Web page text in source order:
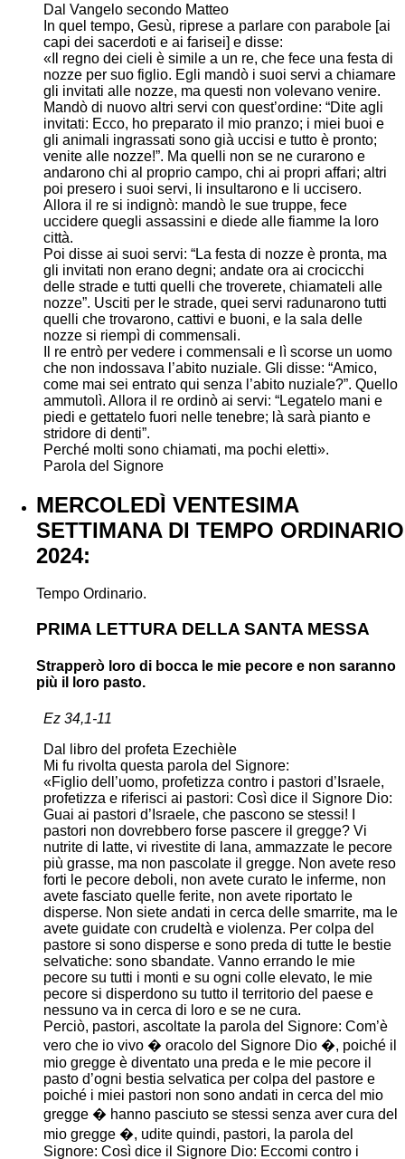
Dal Vangelo secondo Matteo
In quel tempo, Gesù, riprese a parlare con parabole [ai
capi dei sacerdoti e ai farisei] e disse:
«Il regno dei cieli è simile a un re, che fece una festa di
nozze per suo figlio. Egli mandò i suoi servi a chiamare
gli invitati alle nozze, ma questi non volevano venire.
Mandò di nuovo altri servi con quest’ordine: “Dite agli
invitati: Ecco, ho preparato il mio pranzo; i miei buoi e
gli animali ingrassati sono già uccisi e tutto è pronto;
venite alle nozze!”. Ma quelli non se ne curarono e
andarono chi al proprio campo, chi ai propri affari; altri
poi presero i suoi servi, li insultarono e li uccisero.
Allora il re si indignò: mandò le sue truppe, fece
uccidere quegli assassini e diede alle fiamme la loro
città.
Poi disse ai suoi servi: “La festa di nozze è pronta, ma
gli invitati non erano degni; andate ora ai crocicchi
delle strade e tutti quelli che troverete, chiamateli alle
nozze”. Usciti per le strade, quei servi radunarono tutti
quelli che trovarono, cattivi e buoni, e la sala delle
nozze si riempì di commensali.
Il re entrò per vedere i commensali e lì scorse un uomo
che non indossava l’abito nuziale. Gli disse: “Amico,
come mai sei entrato qui senza l’abito nuziale?”. Quello
ammutolì. Allora il re ordinò ai servi: “Legatelo mani e
piedi e gettatelo fuori nelle tenebre; là sarà pianto e
stridore di denti”.
Perché molti sono chiamati, ma pochi eletti».
Parola del Signore
MERCOLEDÌ VENTESIMA
SETTIMANA DI TEMPO ORDINARIO
2024:
Tempo Ordinario.
PRIMA LETTURA DELLA SANTA MESSA
Strapperò loro di bocca le mie pecore e non saranno
più il loro pasto.
Ez 34,1-11
Dal libro del profeta Ezechièle
Mi fu rivolta questa parola del Signore:
«Figlio dell’uomo, profetizza contro i pastori d’Israele,
profetizza e riferisci ai pastori: Così dice il Signore Dio:
Guai ai pastori d’Israele, che pascono se stessi! I
pastori non dovrebbero forse pascere il gregge? Vi
nutrite di latte, vi rivestite di lana, ammazzate le pecore
più grasse, ma non pascolate il gregge. Non avete reso
forti le pecore deboli, non avete curato le inferme, non
avete fasciato quelle ferite, non avete riportato le
disperse. Non siete andati in cerca delle smarrite, ma le
avete guidate con crudeltà e violenza. Per colpa del
pastore si sono disperse e sono preda di tutte le bestie
selvatiche: sono sbandate. Vanno errando le mie
pecore su tutti i monti e su ogni colle elevato, le mie
pecore si disperdono su tutto il territorio del paese e
nessuno va in cerca di loro e se ne cura.
Perciò, pastori, ascoltate la parola del Signore: Com’è
vero che io vivo � oracolo del Signore Dio �, poiché il
mio gregge è diventato una preda e le mie pecore il
pasto d’ogni bestia selvatica per colpa del pastore e
poiché i miei pastori non sono andati in cerca del mio
gregge � hanno pasciuto se stessi senza aver cura del
mio gregge �, udite quindi, pastori, la parola del
Signore: Così dice il Signore Dio: Eccomi contro i